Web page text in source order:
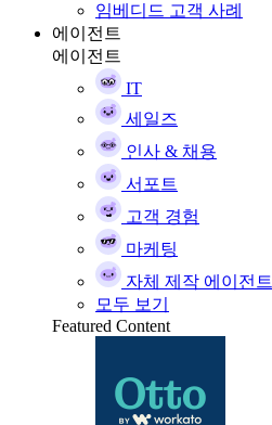
임베디드 고객 사례
에이전트
에이전트
IT
세일즈
인사 & 채용
서포트
고객 경험
마케팅
자체 제작 에이전트
모두 보기
Featured Content